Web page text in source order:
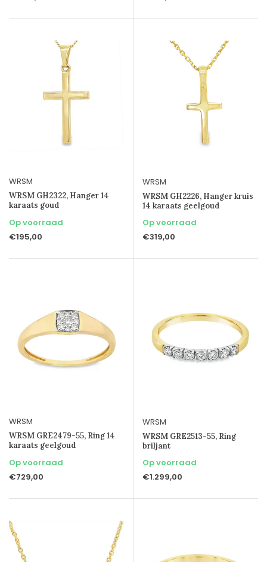
WRSM
WRSM GH2322, Hanger 14
karaats goud
Op voorraad
€195,00
WRSM
WRSM GH2226, Hanger kruis
14 karaats geelgoud
Op voorraad
€319,00
WRSM
WRSM GRE2479-55, Ring 14
karaats geelgoud
Op voorraad
€729,00
WRSM
WRSM GRE2513-55, Ring
briljant
Op voorraad
€1.299,00